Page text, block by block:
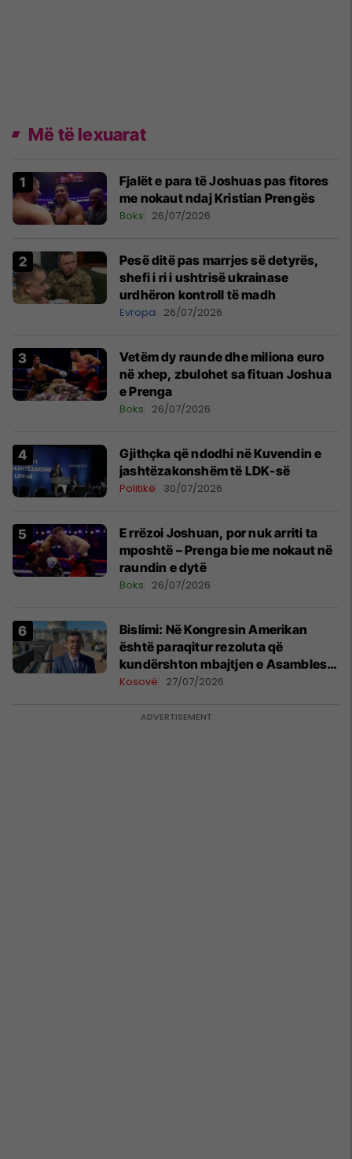
Më të lexuarat
Fjalët e para të Joshuas pas fitores
me nokaut ndaj Kristian Prengës
Boks 26/07/2026
Pesë ditë pas marrjes së detyrës,
shefi i ri i ushtrisë ukrainase
urdhëron kontroll të madh
Evropa 26/07/2026
Vetëm dy raunde dhe miliona euro
në xhep, zbulohet sa fituan Joshua
e Prenga
Boks 26/07/2026
Gjithçka që ndodhi në Kuvendin e
jashtëzakonshëm të LDK-së
Politikë 30/07/2026
E rrëzoi Joshuan, por nuk arriti ta
mposhtë – Prenga bie me nokaut në
raundin e dytë
Boks 26/07/2026
Bislimi: Në Kongresin Amerikan
është paraqitur rezoluta që
kundërshton mbajtjen e Asamblesë
Parlamentare të OSBE-së në
Kosovë 27/07/2026